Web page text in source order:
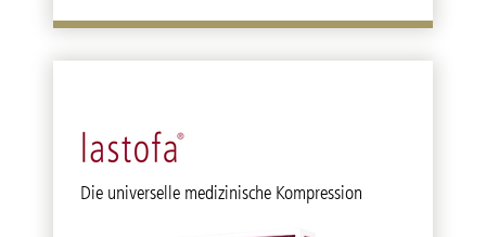
Die universelle medizinische Kompression